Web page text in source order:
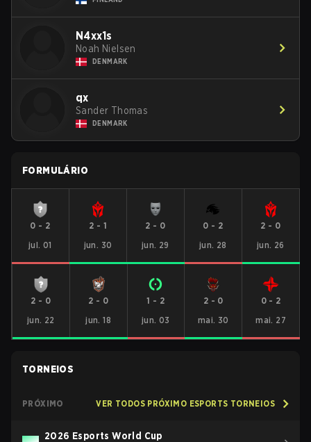
N4xx1s
Noah Nielsen
DENMARK
qx
Sander Thomas
DENMARK
FORMULÁRIO
0 - 2
jul. 01
2 - 1
jun. 30
2 - 0
jun. 29
0 - 2
jun. 28
2 - 0
jun. 26
2 - 0
jun. 22
2 - 0
jun. 18
1 - 2
jun. 03
2 - 0
mai. 30
0- 2
mai. 27
TORNEIOS
PRÓXIMO VER TODOS PRÓXIMO ESPORTS TORNEIOS
2026 Esports World Cup